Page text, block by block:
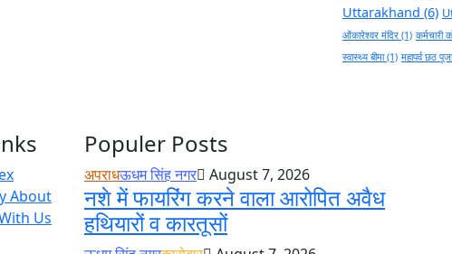
Uttarakhand (6)
ओंकारेश्वर मंदिर (1) कर्मचारी
स्वास्थ्य बीमा(1) महापर्व छठ पूजा
About
Us
Populer Posts
अपराधऊधम सिंह नगर August 7, 2026
नशे में फायरिंग करने वाला आरोपित अवैध
हथियारों व कारतूसों